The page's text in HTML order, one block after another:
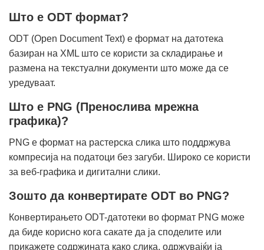
Што е ODT формат?
ODT (Open Document Text) е формат на датотека
базиран на XML што се користи за складирање и
размена на текстуални документи што може да се
уредуваат.
Што е PNG (Пренослива мрежна
графика)?
PNG е формат на растерска слика што поддржува
компресија на податоци без загуби. Широко се користи
за веб-графика и дигитални слики.
Зошто да конвертирате ODT во PNG?
Конвертирањето ODT-датотеки во формат PNG може
да биде корисно кога сакате да ја споделите или
прикажете содржината како слика, одржувајќи ја